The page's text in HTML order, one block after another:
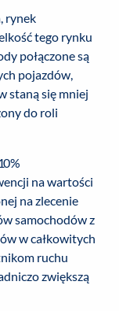
rynek
tego rynku
połączone są
pojazdów,
staną się mniej
do roli
na wartości
na zlecenie
samochodów z
w całkowitych
ruchu
zwiększą